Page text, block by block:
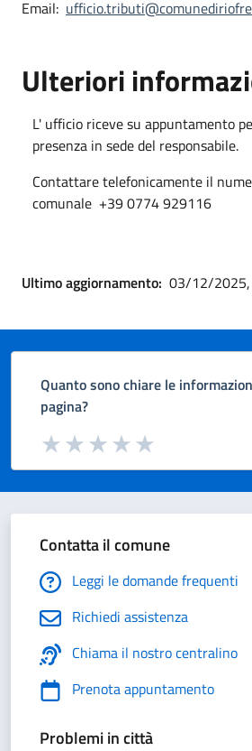
Email:
Ulteriori
L' ufficio riceve su appuntamento
presenza in sede del responsabile.
Contattare telefonicamente il
comunale +39 0774 929116
Ultimo aggiornamento: 03/12/2025,
Quanto sono chiare le
pagina?
Valuta da 1 a 5 stelle la pagina
Valuta 5 stelle su 5
Valuta 4 stelle su 5
Valuta 3 stelle su 5
Valuta 2 stelle su 5
Valuta 1 stelle su 5
Contatta il comune
Leggi le domande frequenti
Richiedi assistenza
Chiama il nostro centralino
Prenota appuntamento
Problemi in città